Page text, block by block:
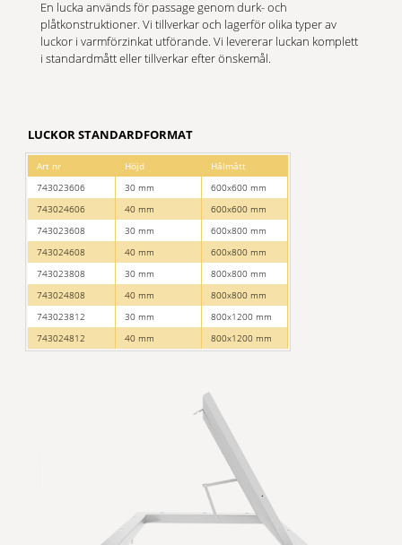
En lucka används för passage genom durk- och
plåtkonstruktioner. Vi tillverkar och lagerför olika typer av
luckor i varmförzinkat utförande. Vi levererar luckan komplett
i standardmått eller tillverkar efter önskemål.
LUCKOR STANDARDFORMAT
Art nr Höjd
Hålmått
743023606
30 mm
600x600 mm
743024606
40 mm
600x600 mm
743023608
30 mm
600x800 mm
743024608
40 mm
600x800 mm
743023808
30 mm
800x800 mm
743024808
40 mm
800x800 mm
743023812
30 mm
800x1200 mm
743024812
40 mm 800x1200 mm